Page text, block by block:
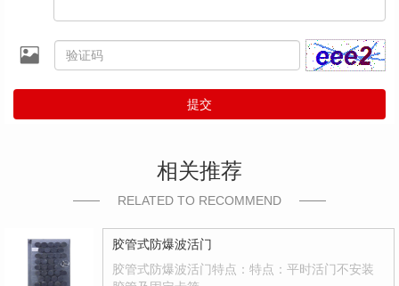
提交
相关推荐
RELATED TO RECOMMEND
胶管式防爆波活门
胶管式防爆波活门特点：特点：平时活门不安装